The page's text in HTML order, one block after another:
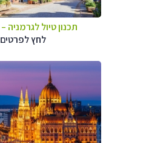
תכנון טיול לגרמניה –
לחץ לפרטים